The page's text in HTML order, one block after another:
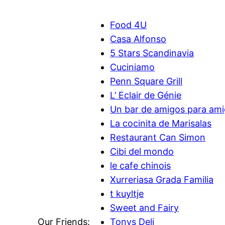
Our Friends:
Food 4U
Casa Alfonso
5 Stars Scandinavia
Cuciniamo
Penn Square Grill
L’ Eclair de Génie
Un bar de amigos para
La cocinita de Marisalas
Restaurant Can Simon
Cibi del mondo
le cafe chinois
Xurreriasa Grada Familia
t kuyltje
Sweet and Fairy
Tonys Deli